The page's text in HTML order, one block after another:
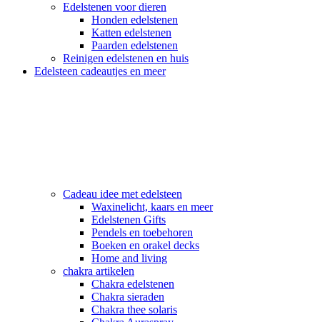
Edelstenen voor dieren
Honden edelstenen
Katten edelstenen
Paarden edelstenen
Reinigen edelstenen en huis
Edelsteen cadeautjes en meer
Cadeau idee met edelsteen
Waxinelicht, kaars en meer
Edelstenen Gifts
Pendels en toebehoren
Boeken en orakel decks
Home and living
chakra artikelen
Chakra edelstenen
Chakra sieraden
Chakra thee solaris